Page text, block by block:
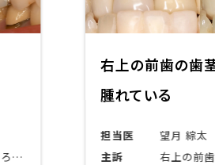
右上の前歯の歯茎が
腫れている
担当医
望月 綜太